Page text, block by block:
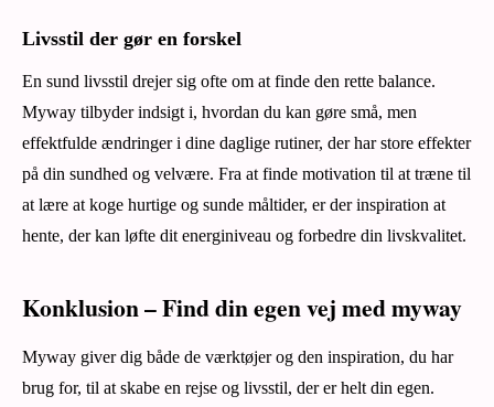
Livsstil der gør en forskel
En sund livsstil drejer sig ofte om at finde den rette balance.
Myway tilbyder indsigt i, hvordan du kan gøre små, men
effektfulde ændringer i dine daglige rutiner, der har store effekter
på din sundhed og velvære. Fra at finde motivation til at træne til
at lære at koge hurtige og sunde måltider, er der inspiration at
hente, der kan løfte dit energiniveau og forbedre din livskvalitet.
Konklusion – Find din egen vej med myway
Myway giver dig både de værktøjer og den inspiration, du har
brug for, til at skabe en rejse og livsstil, der er helt din egen.